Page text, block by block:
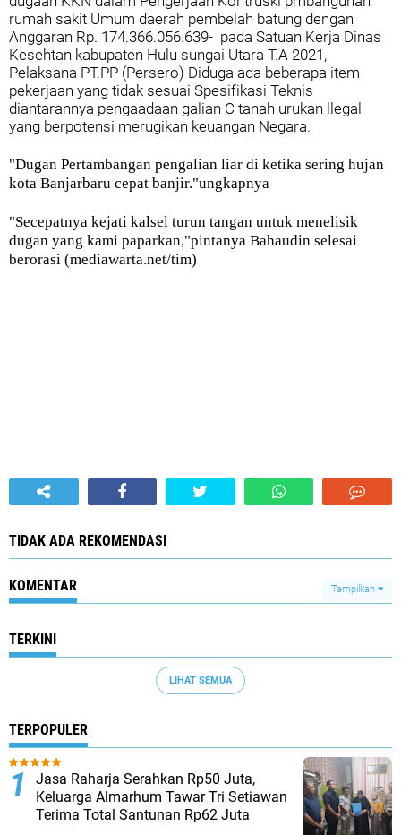
rumah sakit Umum daerah pembelah batung dengan
Anggaran Rp. 174.366.056.639- pada Satuan Kerja Dinas
Kesehtan kabupaten Hulu sungai Utara T.A 2021,
Pelaksana PT.PP (Persero) Diduga ada beberapa item
pekerjaan yang tidak sesuai Spesifikasi Teknis
diantarannya pengaadaan galian C tanah urukan llegal
yang berpotensi merugikan keuangan Negara.
"Dugan Pertambangan pengalian liar di ketika sering hujan
kota Banjarbaru cepat banjir."ungkapnya
"Secepatnya kejati kalsel turun tangan untuk menelisik
dugan yang kami paparkan,"pintanya Bahaudin selesai
berorasi (mediawarta.net/tim)
TIDAK ADA REKOMENDASI
KOMENTAR Tampilkan
TERKINI
LIHAT SEMUA
TERPOPULER
Jasa Raharja Serahkan Rp50 Juta,
Keluarga Almarhum Tawar Tri Setiawan
Terima Total Santunan Rp62 Juta